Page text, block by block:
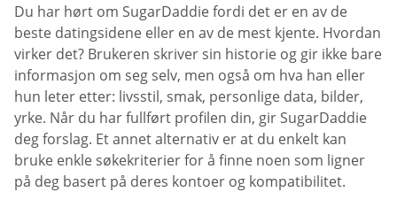
Du har hørt om SugarDaddie fordi det er en av de
beste datingsidene eller en av de mest kjente. Hvordan
virker det? Brukeren skriver sin historie og gir ikke bare
informasjon om seg selv, men også om hva han eller
hun leter etter: livsstil, smak, personlige data, bilder,
yrke. Når du har fullført profilen din, gir SugarDaddie
deg forslag. Et annet alternativ er at du enkelt kan
bruke enkle søkekriterier for å finne noen som ligner
på deg basert på deres kontoer og kompatibilitet.